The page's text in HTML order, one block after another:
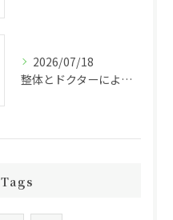
2026/07/18
整体とドクターによる福岡県福岡市中央区大宮で受ける根本改善アプローチ徹底ガイド
Tags